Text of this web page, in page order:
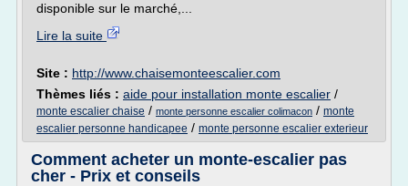
disponible sur le marché,...
Lire la suite
Site : http://www.chaisemonteescalier.com
Thèmes liés : aide pour installation monte escalier /
monte escalier chaise / monte personne escalier colimacon / monte
escalier personne handicapee / monte personne escalier exterieur
Comment acheter un monte-escalier pas
cher - Prix et conseils